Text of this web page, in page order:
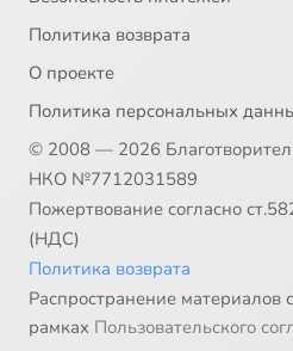
Политика возврата
О проекте
Политика персональных
© 2008 — 2026
НКО №7712031589
Пожертвование согласно
(НДС)
Политика возврата
Распространение материалов
рамках Пользовательского